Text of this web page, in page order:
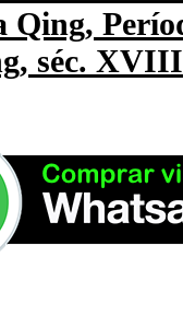
Qing,
séc. XVIII